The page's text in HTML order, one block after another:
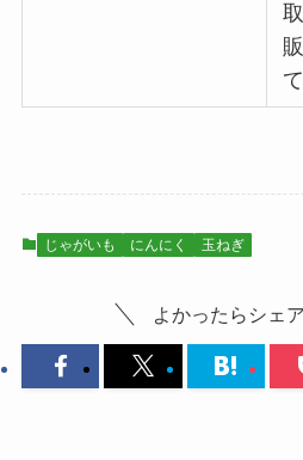
じゃがいも にんにく 玉ねぎ
よかったらシェ